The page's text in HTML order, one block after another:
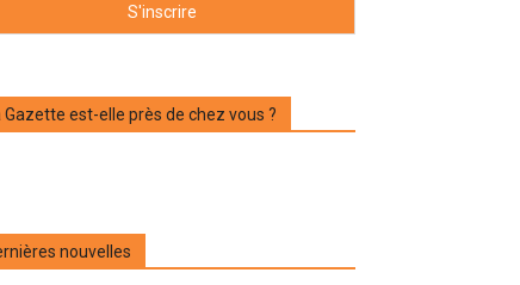
Gazette est-elle près de chez vous ?
nouvelles